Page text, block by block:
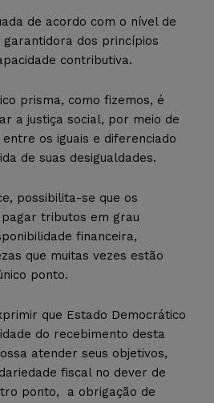
de acordo com o nível de
garantidora dos princípios
contributiva.
prisma, como fizemos, é
a justiça social, por meio de
os iguais e diferenciado
de suas desigualdades.
possibilita-se que os
tributos em grau
financeira,
que muitas vezes estão
ponto.
que Estado Democrático
do recebimento desta
atender seus objetivos,
fiscal no dever de
ponto, a obrigação de